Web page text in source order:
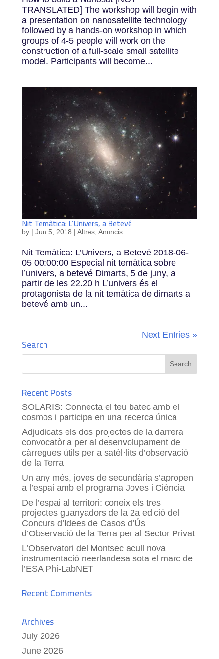
TRANSLATED] The workshop will begin with
a presentation on nanosatellite technology
followed by a hands-on workshop in which
groups of 4-5 people will work on the
construction of a full-scale small satellite
model. Participants will become...
Nit Temàtica: L’Univers, a Betevé
by | Jun 5, 2018 | Altres, Anuncis
Nit Temàtica: L’Univers, a Betevé 2018-06-
05 00:00:00 Especial nit temàtica sobre
l’univers, a betevé Dimarts, 5 de juny, a
partir de les 22.20 h L’univers és el
protagonista de la nit temàtica de dimarts a
betevé amb un...
Next Entries »
Search
Recent Posts
SOLARIS: Connecta el teu batec amb el
cosmos i participa en una recerca única
Adjudicats els dos projectes de la darrera
convocatòria per al desenvolupament de
càrregues útils per a satèl·lits d’observació
de la Terra
Un any més, joves de secundària s’apropen
a l’espai amb el programa Joves i Ciència
De l’espai al territori: coneix els tres
projectes guanyadors de la 2a edició del
Concurs d’Idees de Casos d’Ús
d’Observació de la Terra per al Sector Privat
L’Observatori del Montsec acull nova
instrumentació neerlandesa sota el marc de
l’ESA Phi-LabNET
Recent Comments
Archives
July 2026
June 2026